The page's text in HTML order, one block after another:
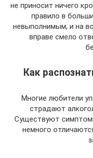
не приносит ничего
правило в
невыполнимым, и на
вправе смело
Как
Многие любители
страдают
Существуют
немного